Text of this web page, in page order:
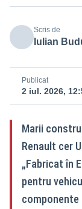
Scris de
Iulian
Publicat
2 iul. 2026,
Marii
Renault cer
„Fabricat în
pentru
componente